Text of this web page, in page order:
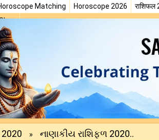
Matching Horoscope 2026 राशिफल
2020 » નાણાકીય રાશિફળ 2020..